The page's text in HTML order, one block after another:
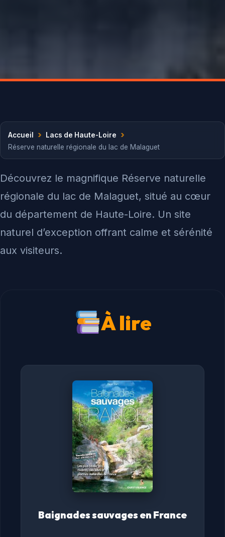
Accueil › Lacs de Haute-Loire ›
Réserve naturelle régionale du lac de Malaguet
Découvrez le magnifique Réserve naturelle
régionale du lac de Malaguet, situé au cœur
du département de Haute-Loire. Un site
naturel d’exception offrant calme et sérénité
aux visiteurs.
À lire
Baignades sauvages en France